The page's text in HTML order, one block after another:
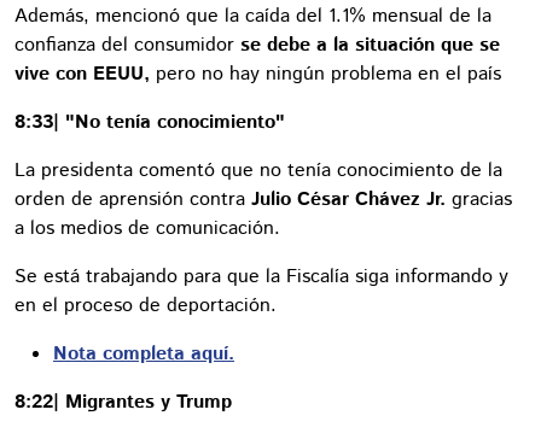
Además, mencionó que la caída del 1.1% mensual de la
confianza del consumidor se debe a la situación que se
vive con EEUU, pero no hay ningún problema en el país
8:33| "No tenía conocimiento"
La presidenta comentó que no tenía conocimiento de la
orden de aprensión contra Julio César Chávez Jr. gracias
a los medios de comunicación.
Se está trabajando para que la Fiscalía siga informando y
en el proceso de deportación.
Nota completa aquí.
8:22| Migrantes y Trump